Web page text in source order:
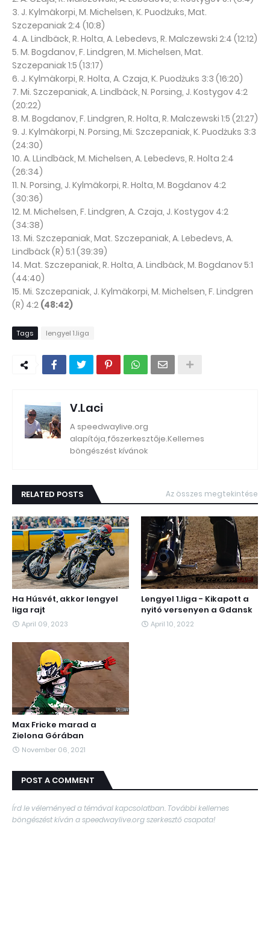
3. J. Kylmäkorpi, M. Michelsen, K. Puodżuks, Mat.
Szczepaniak 2:4 (10:8)
4. A. Lindbäck, R. Holta, A. Lebedevs, R. Malczewski 2:4 (12:12)
5. M. Bogdanov, F. Lindgren, M. Michelsen, Mat.
Szczepaniak 1:5 (13:17)
6. J. Kylmäkorpi, R. Holta, A. Czaja, K. Puodżuks 3:3 (16:20)
7. Mi. Szczepaniak, A. Lindbäck, N. Porsing, J. Kostygov 4:2
(20:22)
8. M. Bogdanov, F. Lindgren, R. Holta, R. Malczewski 1:5 (21:27)
9. J. Kylmäkorpi, N. Porsing, Mi. Szczepaniak, K. Puodżuks 3:3
(24:30)
10. A. LLindbäck, M. Michelsen, A. Lebedevs, R. Holta 2:4
(26:34)
11. N. Porsing, J. Kylmäkorpi, R. Holta, M. Bogdanov 4:2
(30:36)
12. M. Michelsen, F. Lindgren, A. Czaja, J. Kostygov 4:2
(34:38)
13. Mi. Szczepaniak, Mat. Szczepaniak, A. Lebedevs, A.
Lindbäck (R) 5:1 (39:39)
14. Mat. Szczepaniak, R. Holta, A. Lindbäck, M. Bogdanov 5:1
(44:40)
15. Mi. Szczepaniak, J. Kylmäkorpi, M. Michelsen, F. Lindgren
(R) 4:2 (48:42)
Tags lengyel 1.liga
V.Laci
A speedwaylive.org
alapítója,főszerkesztője.Kellemes
böngészést kívánok
RELATED POSTS Az összes megtekintése
Ha Húsvét, akkor lengyel
liga rajt
April 09, 2023
Lengyel 1.liga - Kikapott a
nyitó versenyen a Gdansk
April 10, 2022
Max Fricke marad a
Zielona Górában
November 06, 2021
POST A COMMENT
Írd le véleményed a témával kapcsolatban. További kellemes
böngészést kíván a speedwaylive.org szerkesztő csapata!